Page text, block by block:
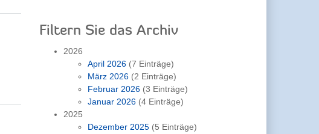
Filtern Sie das Archiv
2026
April 2026 (7 Einträge)
März 2026 (2 Einträge)
Februar 2026 (3 Einträge)
Januar 2026 (4 Einträge)
2025
Dezember 2025 (5 Einträge)